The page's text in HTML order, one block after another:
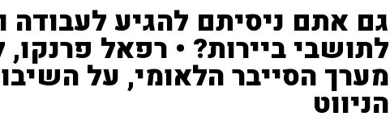
גם אתם ניסיתם להגיע
לתושבי ביירות? • רפאל
מערך הסייבר הלאומי, על
הניווט